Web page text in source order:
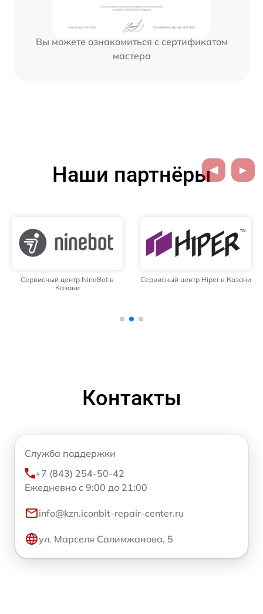
Вы можете ознакомиться с сертификатом
мастера
Наши партнёры
Сервисный центр NineBot в
Казани
Сервисный центр Hiper в Казани
Контакты
Служба поддержки
+7 (843) 254-50-42
Ежедневно с 9:00 до 21:00
info@kzn.iconbit-repair-center.ru
ул. Марселя Салимжанова, 5